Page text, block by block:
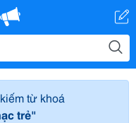
từ khoá
trẻ"